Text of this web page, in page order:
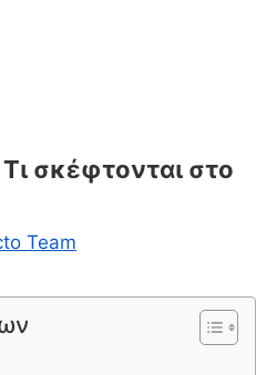
σκέφτονται στο
Team